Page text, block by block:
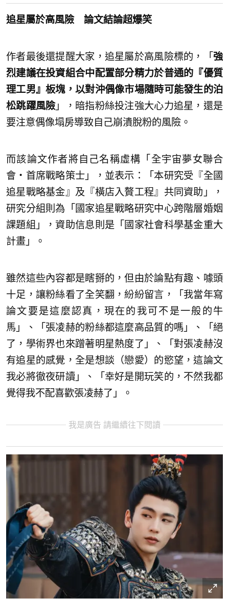
追星屬於高風險 論文結論超爆笑
作者最後還提醒大家，追星屬於高風險標的，「 強
烈建議在投資組合中配置部分精力於普通的『優質
理工男』板塊，以對沖偶像市場隨時可能發生的泊
松跳躍風險」，暗指粉絲投注強大心力追星，還是
要注意偶像塌房導致自己崩潰脫粉的風險。
而該論文作者將自己名稱虛構「全宇宙夢女聯合
會‧首席戰略策士」，並表示：「本研究受『全國
追星戰略基金』及『橫店入贅工程』共同資助」，
研究分組則為「國家追星戰略研究中心跨階層婚姻
課題組」，資助信息則是「國家社會科學基金重大
計畫」。
雖然這些內容都是瞎掰的，但由於論點有趣、噱頭
十足，讓粉絲看了全笑翻，紛紛留言，「我當年寫
論文要是這麼認真，現在的我可不是一般的牛
馬」、「張凌赫的粉絲都這麼高品質的嗎」、「絕
了，學術界也來蹭著明星熱度了」、「對張凌赫沒
有追星的感覺，全是想談（戀愛）的慾望，這論文
我必將徹夜研讀」、「幸好是開玩笑的，不然我都
覺得我不配喜歡張凌赫了」。
我是廣告 請繼續往下閱讀